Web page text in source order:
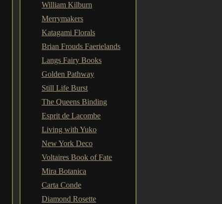
William Kilburn
Merrymakers
Katagami Florals
Brian Frouds Faerielands
Langs Fairy Books
Golden Pathway
Still Life Burst
The Queens Binding
Esprit de Lacombe
Living with Yuko
New York Deco
Voltaires Book of Fate
Mira Botanica
Carta Conde
Diamond Rosette